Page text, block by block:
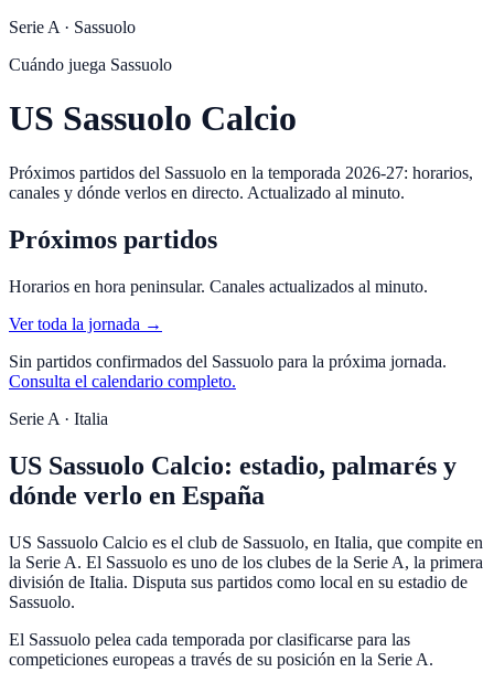
Serie A · Sassuolo
Cuándo juega Sassuolo
US Sassuolo Calcio
Próximos partidos del Sassuolo en la temporada 2026-27: horarios,
canales y dónde verlos en directo. Actualizado al minuto.
Próximos partidos
Horarios en hora peninsular. Canales actualizados al minuto.
Ver toda la jornada →
Sin partidos confirmados del Sassuolo para la próxima jornada.
Consulta el calendario completo.
Serie A · Italia
US Sassuolo Calcio: estadio, palmarés y
dónde verlo en España
US Sassuolo Calcio es el club de Sassuolo, en Italia, que compite en
la Serie A. El Sassuolo es uno de los clubes de la Serie A, la primera
división de Italia. Disputa sus partidos como local en su estadio de
Sassuolo.
El Sassuolo pelea cada temporada por clasificarse para las
competiciones europeas a través de su posición en la Serie A.